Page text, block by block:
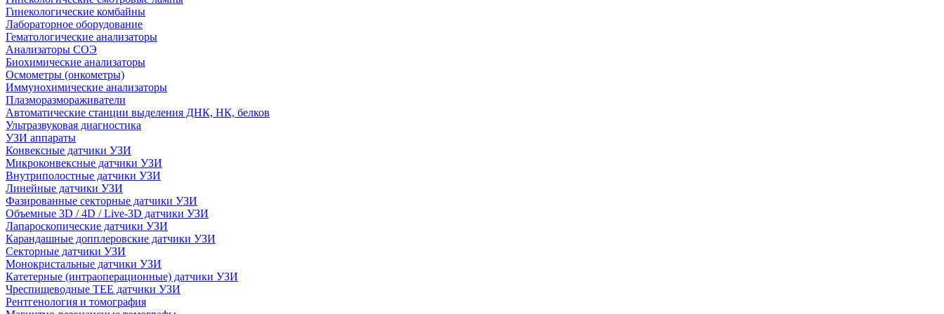
Гинекологические комбайны
Лабораторное оборудование
Гематологические анализаторы
Анализаторы СОЭ
Биохимические анализаторы
Осмометры (онкометры)
Иммунохимические анализаторы
Плазморазмораживатели
Автоматические станции выделения ДНК, НК, белков
Ультразвуковая диагностика
УЗИ аппараты
Конвексные датчики УЗИ
Микроконвексные датчики УЗИ
Внутриполостные датчики УЗИ
Линейные датчики УЗИ
Фазированные секторные датчики УЗИ
Объемные 3D / 4D / Live-3D датчики УЗИ
Лапароскопические датчики УЗИ
Карандашные допплеровские датчики УЗИ
Секторные датчики УЗИ
Монокристальные датчики УЗИ
Катетерные (интраоперационные) датчики УЗИ
Чреспищеводные TEE датчики УЗИ
Рентгенология и томография